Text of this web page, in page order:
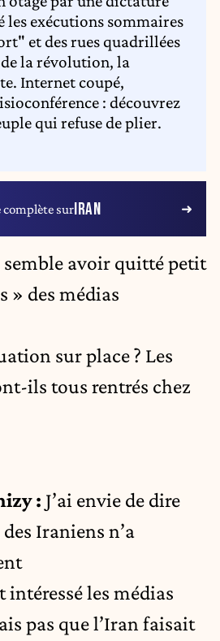
exécutions sommaires
et des rues quadrillées
la révolution, la
Internet coupé,
: découvrez
qui refuse de plier.
surIRAN
semble avoir quitté petit
» des médias
sur place ? Les
ils tous rentrés chez
: J’ai envie de dire
Iraniens n’a
les médias
pas que l’Iran faisait